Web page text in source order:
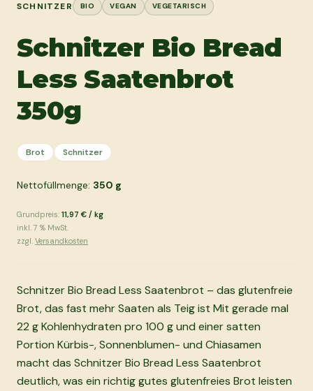
SCHNITZER BIO VEGAN VEGETARISCH
Schnitzer Bio Bread
Less Saatenbrot
350g
Brot Schnitzer
Nettofüllmenge: 350 g
Grundpreis: 11,97 € / kg
inkl. 7 % MwSt.
zzgl. Versandkosten
Schnitzer Bio Bread Less Saatenbrot – das glutenfreie
Brot, das fast mehr Saaten als Teig ist Mit gerade mal
22 g Kohlenhydraten pro 100 g und einer satten
Portion Kürbis-, Sonnenblumen- und Chiasamen
macht das Schnitzer Bio Bread Less Saatenbrot
deutlich, was ein richtig gutes glutenfreies Brot leisten